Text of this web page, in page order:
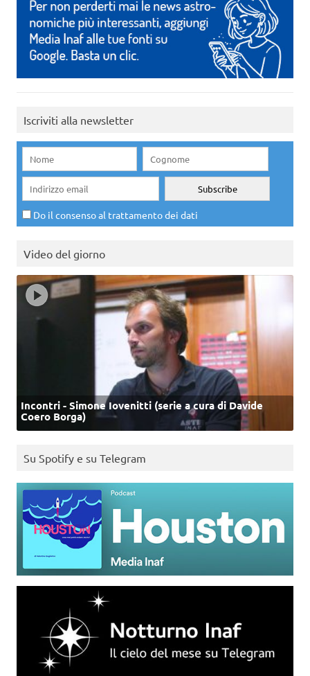
Iscriviti alla newsletter
Do il consenso al trattamento dei dati
Video del giorno
Incontri - Simone Iovenitti (serie a cura di Davide
Coero Borga)
Su Spotify e su Telegram